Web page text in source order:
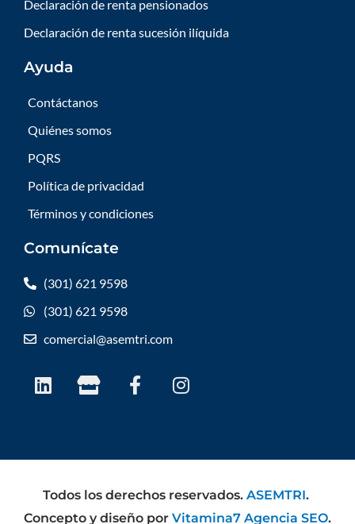
Declaración de renta pensionados
Declaración de renta sucesión ilíquida
Ayuda
Contáctanos
Quiénes somos
PQRS
Política de privacidad
Términos y condiciones
Comunícate
(301) 621 9598
(301) 621 9598
comercial@asemtri.com
L
i
i
S
t
F
a
o
k
I
n
r
a
Todos los derechos reservados. ASEMTRI.
Concepto y diseño por Vitamina7 Agencia SEO.